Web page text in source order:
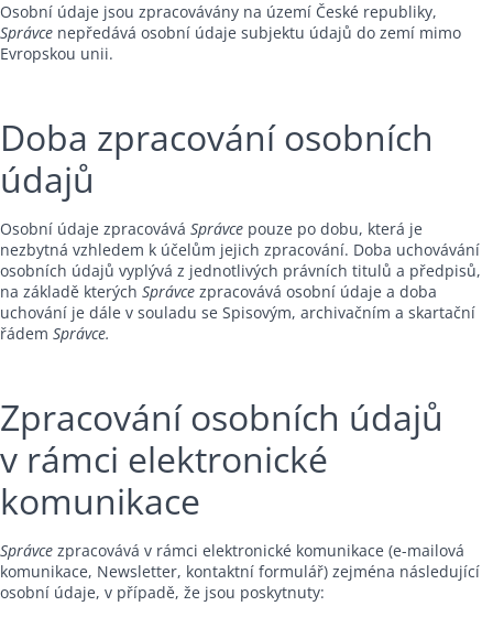
Osobní údaje jsou zpracovávány na území České republiky,
Správce nepředává osobní údaje subjektu údajů do zemí mimo
Evropskou unii.
Doba zpracování osobních
údajů
Osobní údaje zpracovává Správce pouze po dobu, která je
nezbytná vzhledem k účelům jejich zpracování. Doba uchovávání
osobních údajů vyplývá z jednotlivých právních titulů a předpisů,
na základě kterých Správce zpracovává osobní údaje a doba
uchování je dále v souladu se Spisovým, archivačním a skartační
řádem Správce.
Zpracování osobních údajů
v rámci elektronické
komunikace
Správce zpracovává v rámci elektronické komunikace (e-mailová
komunikace, Newsletter, kontaktní formulář) zejména následující
osobní údaje, v případě, že jsou poskytnuty: